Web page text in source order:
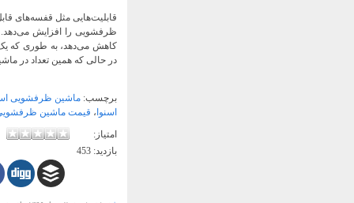
قابلیت‌هایی مثل قفسه‌های
ظرفشویی را افزایش می‌دهد.
در حالی که همین تعداد در ماشین ظرفشویی
برچسب: ماشین ظرفشویی
اسنوا ، قیمت ماشین ظرفشویی اسنوا
امتیاز:
بازدید: 453